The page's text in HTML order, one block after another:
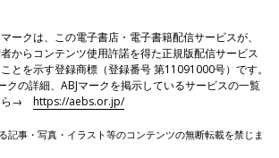
ークは、この電子書店・電子書籍配信サービスが、
からコンテンツ使用許諾を得た正規版配信サービス
とを示す登録商標（登録番号 第11091000号）です。
クの詳細、ABJマークを掲示しているサービスの一覧
ら→https://aebs.or.jp/
記事・写真・イラスト等のコンテンツの無断転載を禁じま